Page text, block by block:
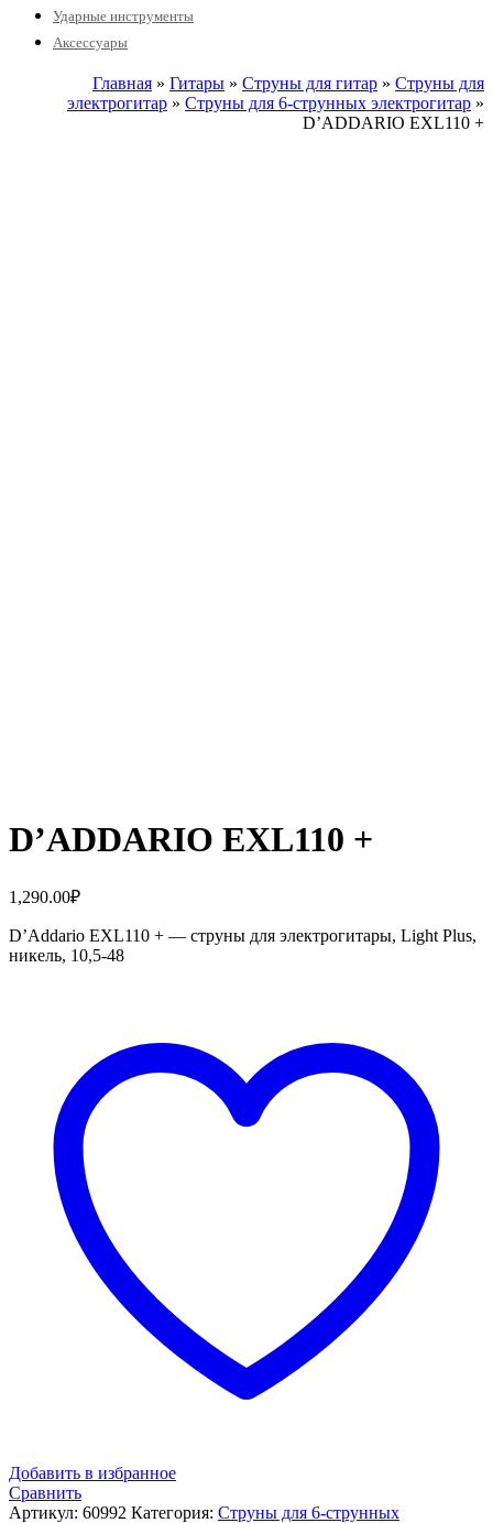
Ударные инструменты
Аксессуары
Главная » Гитары » Струны для гитар » Струны для
электрогитар » Струны для 6-струнных электрогитар »
D’ADDARIO EXL110 +
D’ADDARIO EXL110 +
1,290.00₽
D’Addario EXL110 + — струны для электрогитары, Light Plus,
никель, 10,5-48
Добавить в избранное
Сравнить
Артикул: 60992 Категория: Струны для 6-струнных